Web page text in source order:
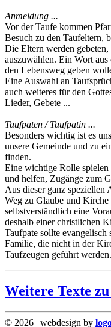
Anmeldung ...
Vor der Taufe kommen
Besuch zu den Taufeltern,
Die Eltern werden
auszuwählen. Ein Wort
den Lebensweg geben
Eine Auswahl an
auch weiteres für den
Lieder, Gebete ...
Taufpaten / Taufpatin ...
Besonders wichtig ist es
unsere Gemeinde und zu
finden.
Eine wichtige Rolle spielen
und helfen, Zugänge zum
Aus dieser ganz
Weg zu Glaube und
selbstverständlich eine
deshalb einer christlichen
Taufpate sollte evangelisch
Familie, die nicht in der
Taufzeugen geführt werden.
Weitere Texte
© 2026 | webdesign by